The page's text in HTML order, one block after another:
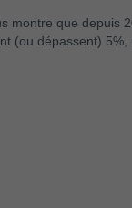
montre que depuis
(ou dépassent) 5%,